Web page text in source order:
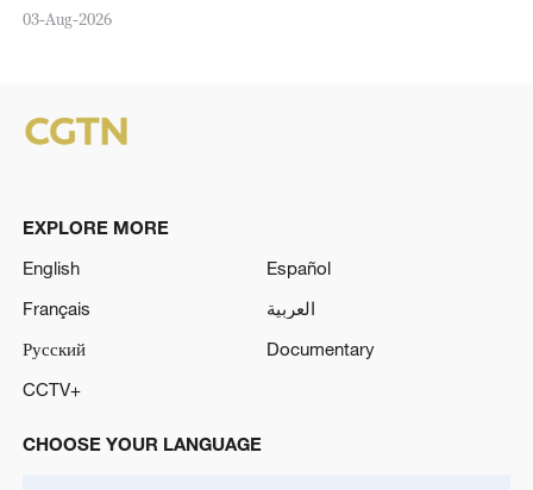
03-Aug-2026
EXPLORE MORE
English
Español
Français
العربية
Русский
Documentary
CCTV+
CHOOSE YOUR LANGUAGE